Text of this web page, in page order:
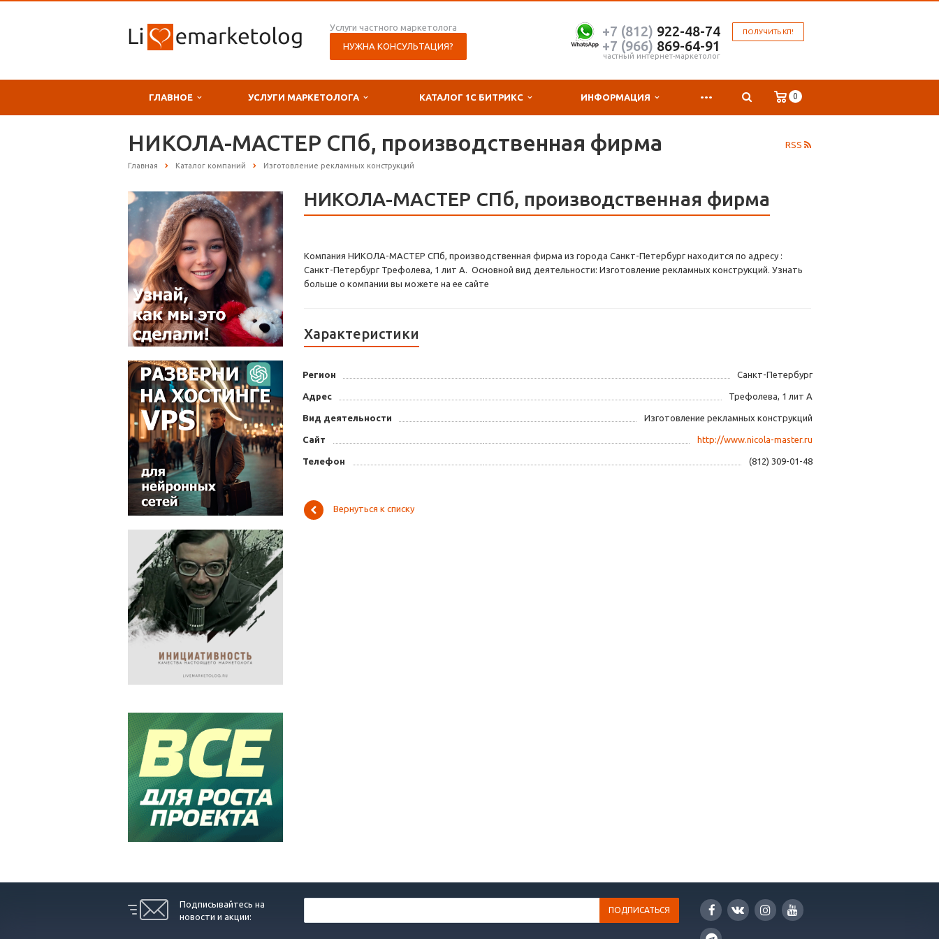
Услуги частного маркетолога
НУЖНА КОНСУЛЬТАЦИЯ?
ПОЛУЧИТЬ КП!
+7 (812) 922-48-74
+7 (966) 869-64-91
частный интернет-маркетолог
ГЛАВНОЕ УСЛУГИ МАРКЕТОЛОГА КАТАЛОГ 1С БИТРИКС ИНФОРМАЦИЯ ... 0
RSS
НИКОЛА-МАСТЕР СПб, производственная фирма
Главная Каталог компаний Изготовление рекламных конструкций
НИКОЛА-МАСТЕР СПб, производственная фирма
Компания НИКОЛА-МАСТЕР СПб, производственная фирма из города Санкт-Петербург находится по адресу :
Санкт-Петербург Трефолева, 1 лит А. Основной вид деятельности: Изготовление рекламных конструкций. Узнать
больше о компании вы можете на ее сайте
Характеристики
Регион Санкт-Петербург
Адрес Трефолева, 1 лит А
Вид деятельности Изготовление рекламных конструкций
Сайт http://www.nicola-master.ru
Телефон (812) 309-01-48
Вернуться к списку
Подписывайтесь на
новости и акции: